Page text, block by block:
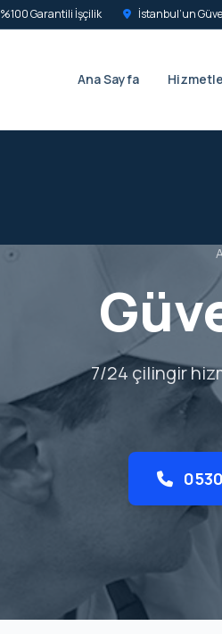
%100 Garantili İşçilik İstanbul’un
Ana Sayfa
7/24 çilingir